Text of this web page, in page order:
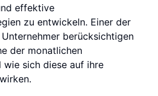
effektive
zu entwickeln. Einer der
berücksichtigen
der monatlichen
wie sich diese auf ihre